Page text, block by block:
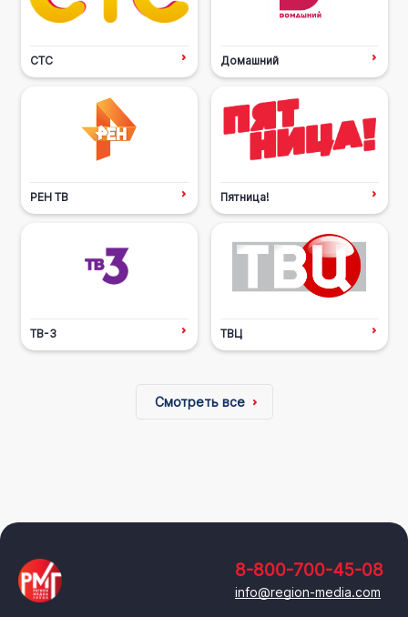
СТС Домашний
РЕН ТВ Пятница!
ТВ-3 ТВЦ
Смотреть все
8-800-700-45-08
info@region-media.com